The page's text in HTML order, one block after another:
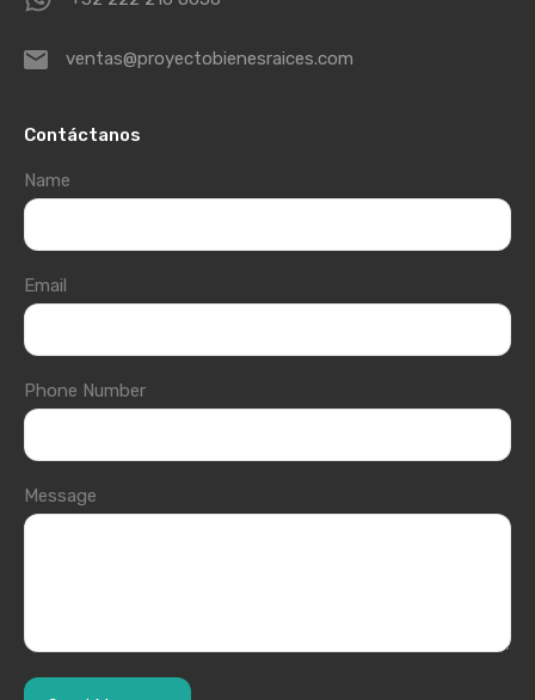
ventas@proyectobienesraices.com
Contáctanos
Name
Email
Phone Number
Message